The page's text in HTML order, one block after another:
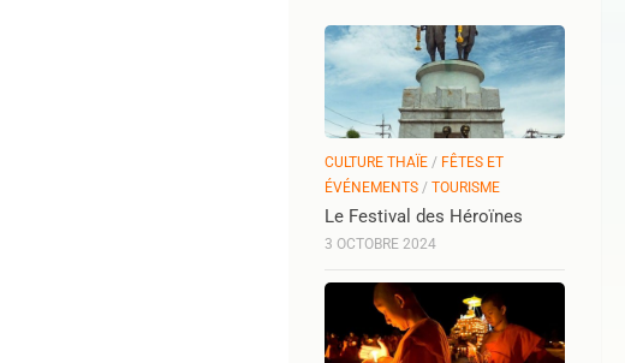
CULTURE THAÏE / FÊTES ET
ÉVÉNEMENTS / TOURISME
Le Festival des Héroïnes
3 OCTOBRE 2024